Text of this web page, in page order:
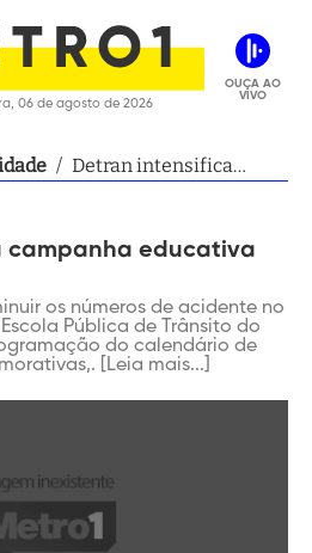
06 de agosto de 2026
OUÇA AO
VIVO
/ Detran intensifica
campanha educativa
os números de acidente no
Pública de Trânsito do
do calendário de
[Leia mais...]